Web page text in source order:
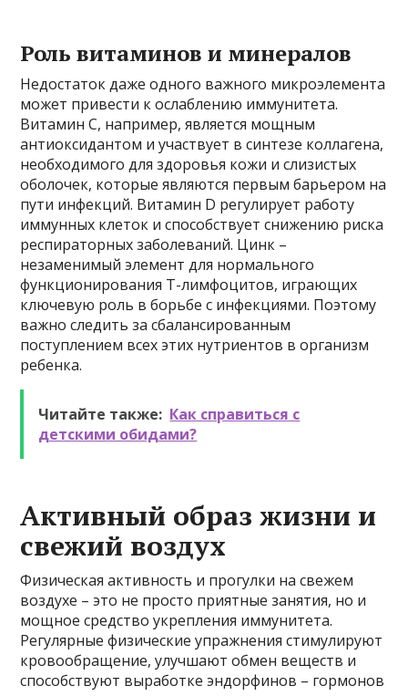
Роль витаминов и минералов
Недостаток даже одного важного микроэлемента
может привести к ослаблению иммунитета.
Витамин С, например, является мощным
антиоксидантом и участвует в синтезе коллагена,
необходимого для здоровья кожи и слизистых
оболочек, которые являются первым барьером на
пути инфекций. Витамин D регулирует работу
иммунных клеток и способствует снижению риска
респираторных заболеваний. Цинк –
незаменимый элемент для нормального
функционирования Т-лимфоцитов, играющих
ключевую роль в борьбе с инфекциями. Поэтому
важно следить за сбалансированным
поступлением всех этих нутриентов в организм
ребенка.
Читайте также: Как справиться с
детскими обидами?
Активный образ жизни и
свежий воздух
Физическая активность и прогулки на свежем
воздухе – это не просто приятные занятия, но и
мощное средство укрепления иммунитета.
Регулярные физические упражнения стимулируют
кровообращение, улучшают обмен веществ и
способствуют выработке эндорфинов – гормонов